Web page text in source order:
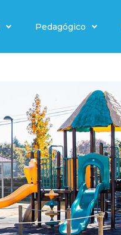
Pedagógico